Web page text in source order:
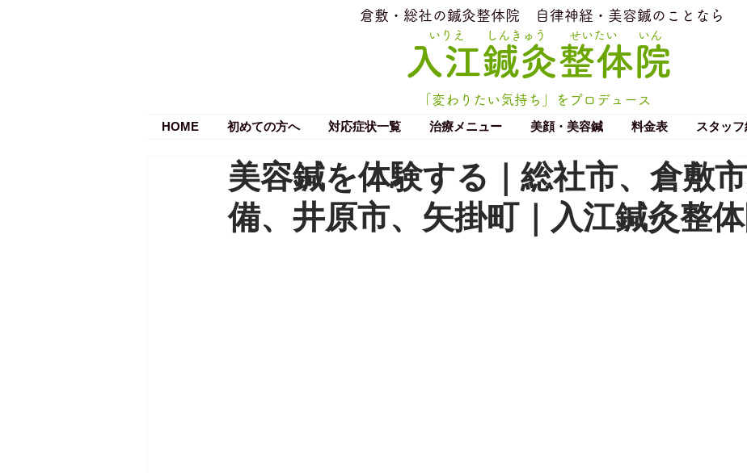
いりえ
​倉敷・総社の鍼灸整体院 ​自律神経・美容鍼のことなら
​入江鍼灸整体院
せいたい
しんきゅう いん
「変わりたい気持ち」をプロデュース
HOME
初めての方へ 対応症状一覧 治療メニュー 美顔・美容鍼 料金表 スタッ
美容鍼を体験する｜総社市、倉敷
備、井原市、矢掛町｜入江鍼灸整